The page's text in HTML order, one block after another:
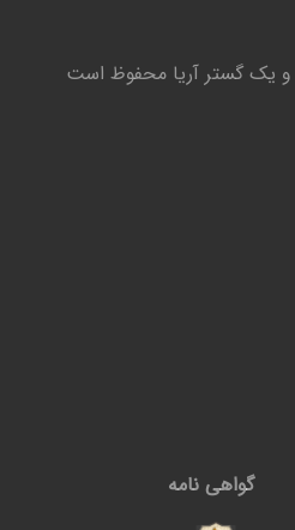
یک گستر آریا محفوظ است
گواهی نامه